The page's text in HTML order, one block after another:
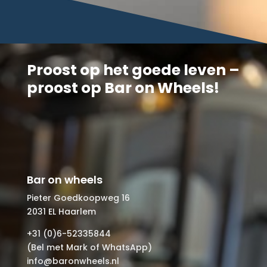
Proost op het goede leven –
proost op Bar on Wheels!
Bar on wheels
Pieter Goedkoopweg 16
2031 EL Haarlem
+31 (0)6-52335844
(Bel met Mark of WhatsApp)
info@baronwheels.nl